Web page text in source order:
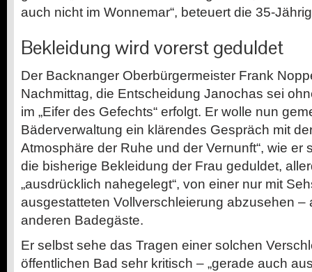
auch nicht im Wonnemar“, beteuert die 35-
Bekleidung wird vorerst geduldet
Der Backnanger Oberbürgermeister Frank
Nachmittag, die Entscheidung Janochas sei
im „Eifer des Gefechts“ erfolgt. Er wolle nun
Bäderverwaltung ein klärendes Gespräch mit
Atmosphäre der Ruhe und der Vernunft“, wie er
die bisherige Bekleidung der Frau geduldet,
„ausdrücklich nahegelegt“, von einer nur mit
ausgestatteten Vollverschleierung abzusehen –
anderen Badegäste.
Er selbst sehe das Tragen einer solchen
öffentlichen Bad sehr kritisch – „gerade auch